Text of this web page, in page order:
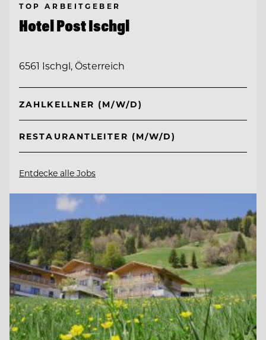
TOP ARBEITGEBER
Hotel Post Ischgl
6561 Ischgl, Österreich
ZAHLKELLNER (M/W/D)
RESTAURANTLEITER (M/W/D)
Entdecke alle Jobs